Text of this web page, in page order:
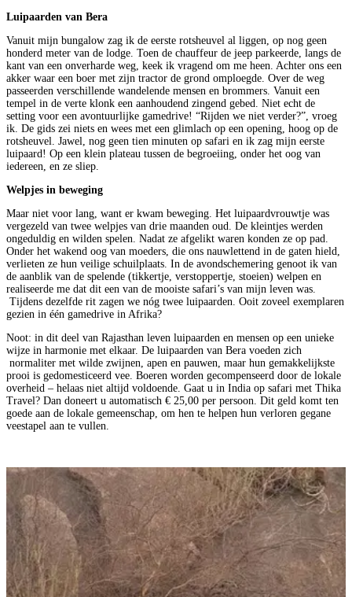
Luipaarden van Bera
Vanuit mijn bungalow zag ik de eerste rotsheuvel al liggen, op nog geen
honderd meter van de lodge. Toen de chauffeur de jeep parkeerde, langs de
kant van een onverharde weg, keek ik vragend om me heen. Achter ons een
akker waar een boer met zijn tractor de grond omploegde. Over de weg
passeerden verschillende wandelende mensen en brommers. Vanuit een
tempel in de verte klonk een aanhoudend zingend gebed. Niet echt de
setting voor een avontuurlijke gamedrive! “Rijden we niet verder?”, vroeg
ik. De gids zei niets en wees met een glimlach op een opening, hoog op de
rotsheuvel. Jawel, nog geen tien minuten op safari en ik zag mijn eerste
luipaard! Op een klein plateau tussen de begroeiing, onder het oog van
iedereen, en ze sliep.
Welpjes in beweging
Maar niet voor lang, want er kwam beweging. Het luipaardvrouwtje was
vergezeld van twee welpjes van drie maanden oud. De kleintjes werden
ongeduldig en wilden spelen. Nadat ze afgelikt waren konden ze op pad.
Onder het wakend oog van moeders, die ons nauwlettend in de gaten hield,
verlieten ze hun veilige schuilplaats. In de avondschemering genoot ik van
de aanblik van de spelende (tikkertje, verstoppertje, stoeien) welpen en
realiseerde me dat dit een van de mooiste safari’s van mijn leven was.
Tijdens dezelfde rit zagen we nóg twee luipaarden. Ooit zoveel exemplaren
gezien in één gamedrive in Afrika?
Noot: in dit deel van Rajasthan leven luipaarden en mensen op een unieke
wijze in harmonie met elkaar. De luipaarden van Bera voeden zich
normaliter met wilde zwijnen, apen en pauwen, maar hun gemakkelijkste
prooi is gedomesticeerd vee. Boeren worden gecompenseerd door de lokale
overheid – helaas niet altijd voldoende. Gaat u in India op safari met Thika
Travel? Dan doneert u automatisch € 25,00 per persoon. Dit geld komt ten
goede aan de lokale gemeenschap, om hen te helpen hun verloren gegane
veestapel aan te vullen.